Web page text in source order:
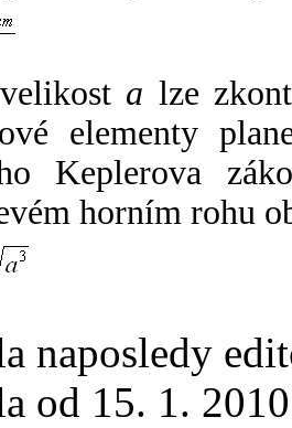
a lze
elementy
Keplerova
horním rohu
naposledy
od 15. 1.